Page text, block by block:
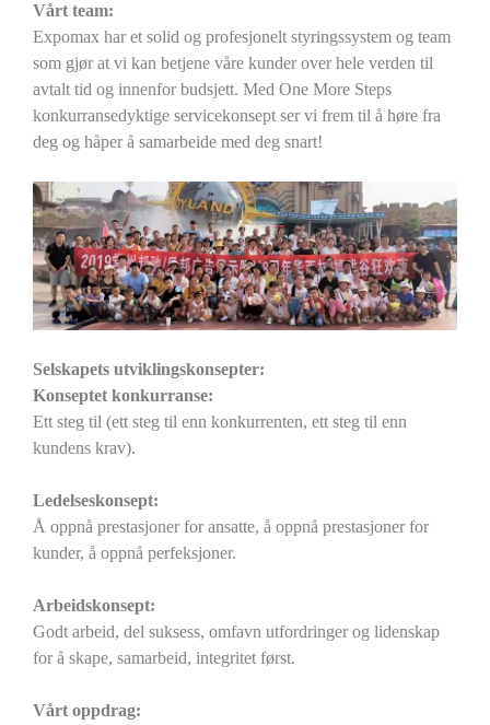
Vårt team:
Expomax har et solid og profesjonelt styringssystem og team
som gjør at vi kan betjene våre kunder over hele verden til
avtalt tid og innenfor budsjett. Med One More Steps
konkurransedyktige servicekonsept ser vi frem til å høre fra
deg og håper å samarbeide med deg snart!
Selskapets utviklingskonsepter:
Konseptet konkurranse:
Ett steg til (ett steg til enn konkurrenten, ett steg til enn
kundens krav).
Ledelseskonsept:
Å oppnå prestasjoner for ansatte, å oppnå prestasjoner for
kunder, å oppnå perfeksjoner.
Arbeidskonsept:
Godt arbeid, del suksess, omfavn utfordringer og lidenskap
for å skape, samarbeid, integritet først.
Vårt oppdrag: